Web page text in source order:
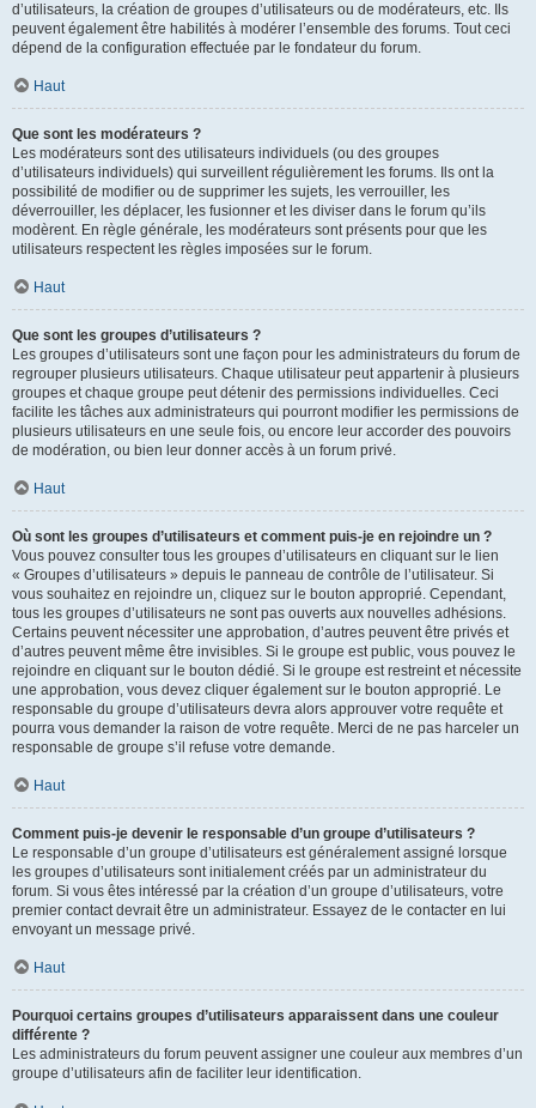
d’utilisateurs, la création de groupes d’utilisateurs ou de modérateurs, etc. Ils
peuvent également être habilités à modérer l’ensemble des forums. Tout ceci
dépend de la configuration effectuée par le fondateur du forum.
Haut
Que sont les modérateurs ?
Les modérateurs sont des utilisateurs individuels (ou des groupes
d’utilisateurs individuels) qui surveillent régulièrement les forums. Ils ont la
possibilité de modifier ou de supprimer les sujets, les verrouiller, les
déverrouiller, les déplacer, les fusionner et les diviser dans le forum qu’ils
modèrent. En règle générale, les modérateurs sont présents pour que les
utilisateurs respectent les règles imposées sur le forum.
Haut
Que sont les groupes d’utilisateurs ?
Les groupes d’utilisateurs sont une façon pour les administrateurs du forum de
regrouper plusieurs utilisateurs. Chaque utilisateur peut appartenir à plusieurs
groupes et chaque groupe peut détenir des permissions individuelles. Ceci
facilite les tâches aux administrateurs qui pourront modifier les permissions de
plusieurs utilisateurs en une seule fois, ou encore leur accorder des pouvoirs
de modération, ou bien leur donner accès à un forum privé.
Haut
Où sont les groupes d’utilisateurs et comment puis-je en rejoindre un ?
Vous pouvez consulter tous les groupes d’utilisateurs en cliquant sur le lien
« Groupes d’utilisateurs » depuis le panneau de contrôle de l’utilisateur. Si
vous souhaitez en rejoindre un, cliquez sur le bouton approprié. Cependant,
tous les groupes d’utilisateurs ne sont pas ouverts aux nouvelles adhésions.
Certains peuvent nécessiter une approbation, d’autres peuvent être privés et
d’autres peuvent même être invisibles. Si le groupe est public, vous pouvez le
rejoindre en cliquant sur le bouton dédié. Si le groupe est restreint et nécessite
une approbation, vous devez cliquer également sur le bouton approprié. Le
responsable du groupe d’utilisateurs devra alors approuver votre requête et
pourra vous demander la raison de votre requête. Merci de ne pas harceler un
responsable de groupe s’il refuse votre demande.
Haut
Comment puis-je devenir le responsable d’un groupe d’utilisateurs ?
Le responsable d’un groupe d’utilisateurs est généralement assigné lorsque
les groupes d’utilisateurs sont initialement créés par un administrateur du
forum. Si vous êtes intéressé par la création d’un groupe d’utilisateurs, votre
premier contact devrait être un administrateur. Essayez de le contacter en lui
envoyant un message privé.
Haut
Pourquoi certains groupes d’utilisateurs apparaissent dans une couleur
différente ?
Les administrateurs du forum peuvent assigner une couleur aux membres d’un
groupe d’utilisateurs afin de faciliter leur identification.